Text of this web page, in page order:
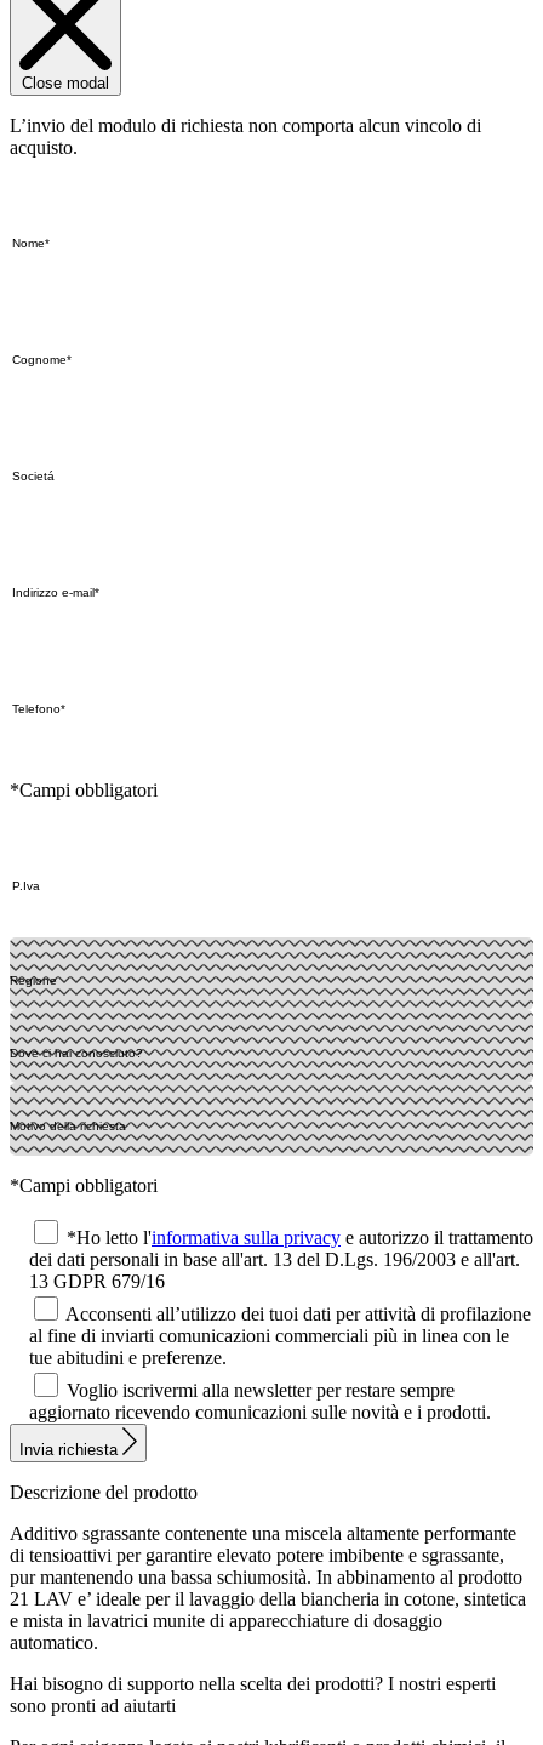
Close modal
L’invio del modulo di richiesta non comporta alcun vincolo di
acquisto.
*Campi obbligatori
*Campi obbligatori
*Ho letto l'informativa sulla privacy e autorizzo il trattamento
dei dati personali in base all'art. 13 del D.Lgs. 196/2003 e all'art.
13 GDPR 679/16
Acconsenti all’utilizzo dei tuoi dati per attività di profilazione
al fine di inviarti comunicazioni commerciali più in linea con le
tue abitudini e preferenze.
Voglio iscrivermi alla newsletter per restare sempre
aggiornato ricevendo comunicazioni sulle novità e i prodotti.
Invia richiesta
Descrizione del prodotto
Additivo sgrassante contenente una miscela altamente performante
di tensioattivi per garantire elevato potere imbibente e sgrassante,
pur mantenendo una bassa schiumosità. In abbinamento al prodotto
21 LAV e’ ideale per il lavaggio della biancheria in cotone, sintetica
e mista in lavatrici munite di apparecchiature di dosaggio
automatico.
Hai bisogno di supporto nella scelta dei prodotti? I nostri esperti
sono pronti ad aiutarti